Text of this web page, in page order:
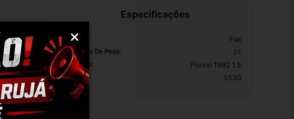
Especificações
Marca: Fiat
Número De Peça: 01
Modelo: Fiorino 1992 1.5
SKU: 5530